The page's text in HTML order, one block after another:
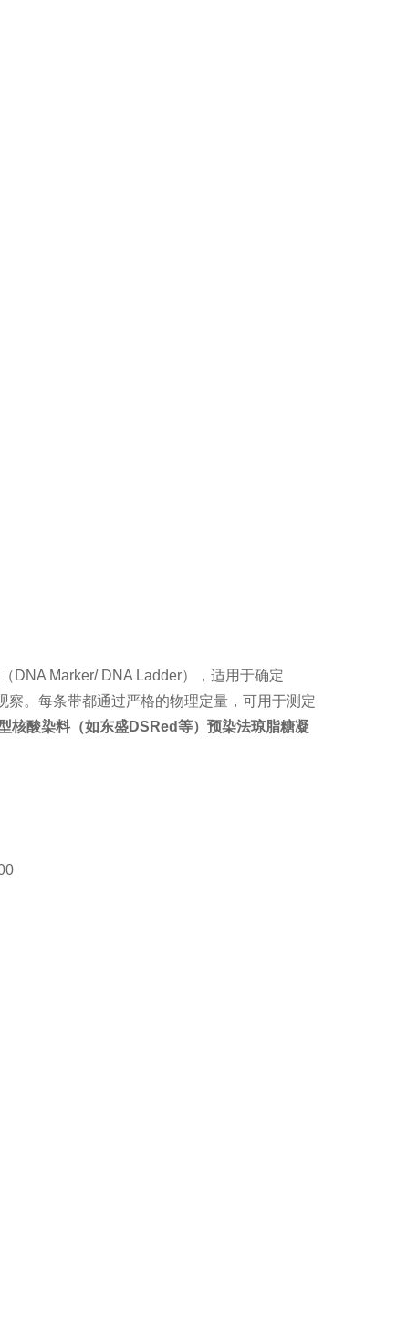
DNA Marker/ DNA Ladder），适用于确定
察。每条带都通过严格的物理定量，可用于测定
核酸染料（如东盛DSRed等）预染法琼脂糖凝